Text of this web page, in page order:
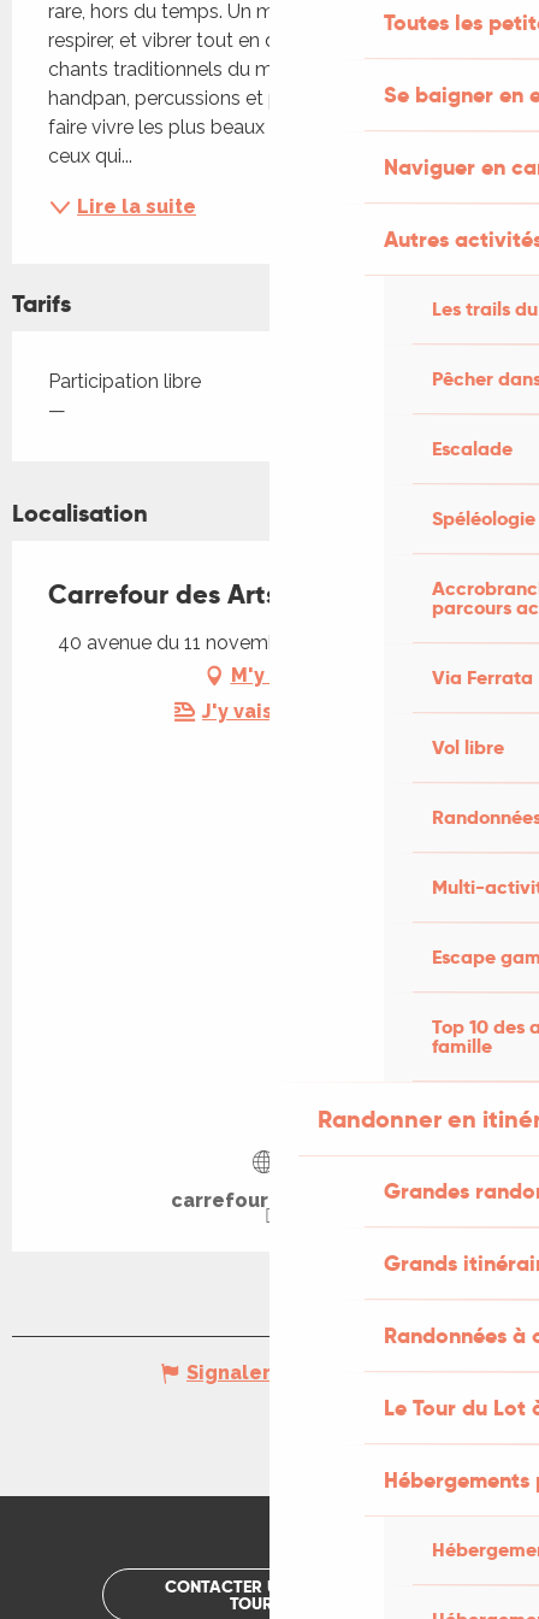
Toutes les
Se baigner en
Naviguer en
Autres
Les trails
Pêcher
Escalade
Spéléologie
parcours
Via Ferrata
Vol libre
Multi-
Escape
Top 10 des
famille
Randonner en
Grandes
Grands
Randonnées
Le Tour du Lot
rare, hors du temps. Un moment pour ralentir,
respirer, et vibrer tout en douceur, porté par des
chants traditionnels du monde et sacrés. Guitare,
handpan, percussions et piano s’unissent pour
faire vivre les plus beaux chants du monde —
ceux qui...
Lire la suite
Tarifs
Tarifs 2026
Participation libre
—
Localisation
Carrefour des Arts : C'est du joli!
40 avenue du 11 novembre 1918, 46500 Gramat
M'y rendre
J'y vais en train !
carrefourdesarts.fr
Signaler une erreur
CONTACTER UN OFFICE DE
TOURISME